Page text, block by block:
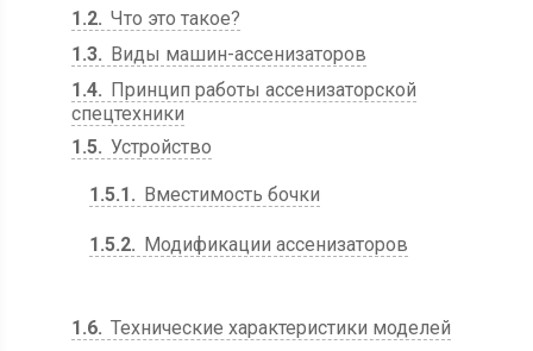
1.2 Что это такое?
1.3
Виды машин-ассенизаторов
1.4
Принцип работы ассенизаторской
спецтехники
1.5 Устройство
1.5.1 Вместимость бочки
1.5.2 Модификации ассенизаторов
1.6 Технические характеристики моделей